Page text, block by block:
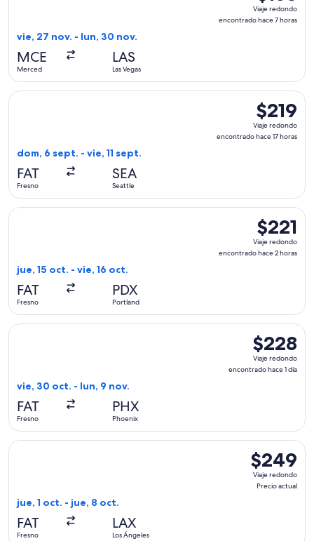
Viaje
redondo,
horas
Viaje redondo
encontrado hace 7 horas
vie, 27 nov. - lun, 30 nov.
MCE
Merced
LAS
Las Vegas
$219
Viaje
redondo,
horas
$219
Viaje redondo
encontrado hace 17 horas
dom, 6 sept. - vie, 11 sept.
FAT
Fresno
SEA
Seattle
Seleccionar vuelo de United, con salida el dom, 6 sept.
$221
Viaje
redondo,
horas
$221
Viaje redondo
encontrado hace 2 horas
jue, 15 oct. - vie, 16 oct.
FAT
Fresno
PDX
Portland
Seleccionar vuelo de Southwest Airlines, con salida el jue,
$228
Viaje
redondo,
día
$228
Viaje redondo
encontrado hace 1 día
vie, 30 oct. - lun, 9 nov.
FAT
Fresno
PHX
Phoenix
Seleccionar vuelo de Bargain Flight, con salida el vie, 30
$249
Viaje
redondo,
$249
Viaje redondo
Precio actual
jue, 1 oct. - jue, 8 oct.
FAT
Fresno
LAX
Los Ángeles
Seleccionar vuelo de United, con salida el jue, 1 oct. desde